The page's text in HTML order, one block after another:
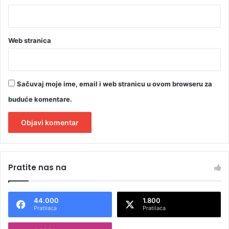
Web stranica
Sačuvaj moje ime, email i web stranicu u ovom browseru za
buduće komentare.
t
n
Pratite nas na
44.000
Pratilaca
1.800
Pratilaca